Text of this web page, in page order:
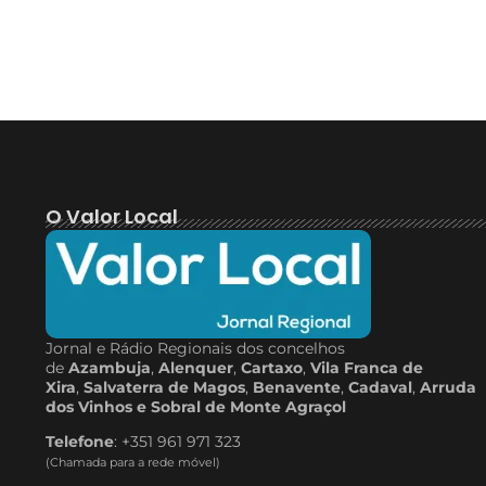
O Valor Local
Jornal e Rádio Regionais dos concelhos
de Azambuja, Alenquer, Cartaxo, Vila Franca de
Xira, Salvaterra de Magos, Benavente, Cadaval, Arruda
dos Vinhos e Sobral de Monte Agraçol
Telefone: +351 961 971 323
(Chamada para a rede móvel)